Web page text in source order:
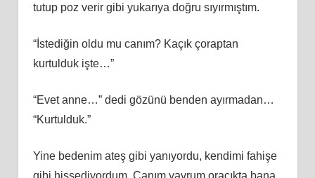
tutup poz verir gibi yukarıya doğru sıyırmıştım.
“İstediğin oldu mu canım? Kaçık çoraptan
kurtulduk işte…”
“Evet anne…” dedi gözünü benden ayırmadan…
“Kurtulduk.”
Yine bedenim ateş gibi yanıyordu, kendimi fahişe
gibi hissediyordum. Canım yavrum oracıkta bana